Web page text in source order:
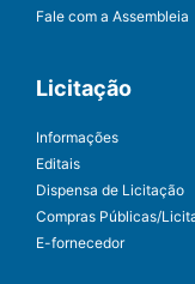
Fale com a Assembleia
Licitação
Informações
Editais
Dispensa de Licitação
Compras Públicas/
E-fornecedor